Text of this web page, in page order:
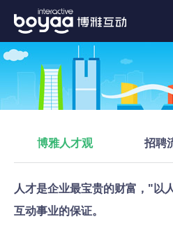
博雅人才观 招聘
人才是企业最宝贵的财富，"以
互动事业的保证。